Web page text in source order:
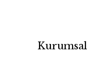
Kurumsal